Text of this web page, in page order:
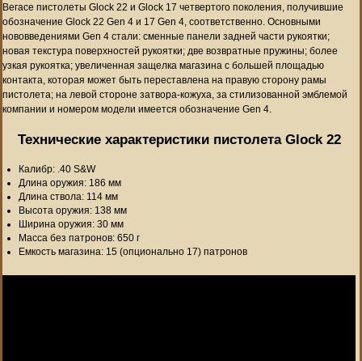
Вегасе пистолеты Glock 22 и Glock 17 четвертого поколения, получившие
обозначение Glock 22 Gen 4 и 17 Gen 4, соответственно. Основными
нововведениями Gen 4 стали: сменные панели задней части рукоятки;
новая текстура поверхностей рукоятки; две возвратные пружины; более
узкая рукоятка; увеличенная защелка магазина с большей площадью
контакта, которая может быть переставлена на правую сторону рамы
пистолета; на левой стороне затвора-кожуха, за стилизованной эмблемой
компании и номером модели имеется обозначение Gen 4.
Технические характеристики пистолета Glock 22
Калибр: .40 S&W
Длина оружия: 186 мм
Длина ствола: 114 мм
Высота оружия: 138 мм
Ширина оружия: 30 мм
Масса без патронов: 650 г
Емкость магазина: 15 (опционально 17) патронов